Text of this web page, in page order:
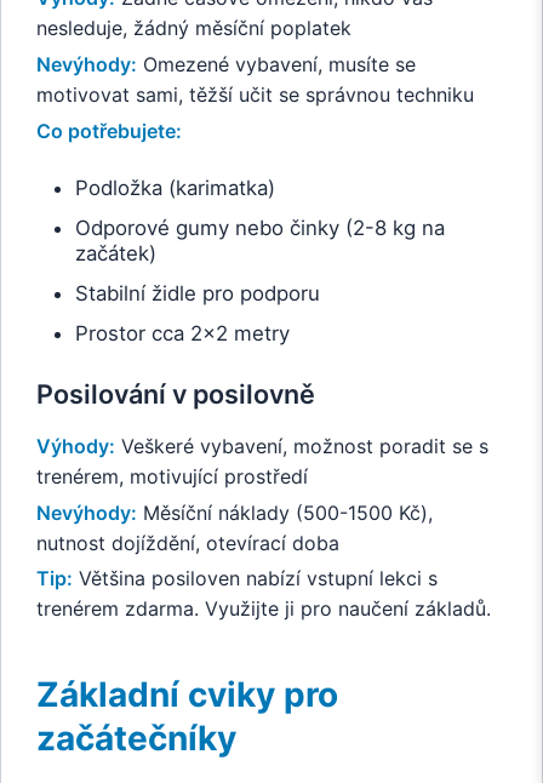
nesleduje, žádný měsíční poplatek
Nevýhody: Omezené vybavení, musíte se
motivovat sami, těžší učit se správnou techniku
Co potřebujete:
Podložka (karimatka)
Odporové gumy nebo činky (2-8 kg na
začátek)
Stabilní židle pro podporu
Prostor cca 2x2 metry
Posilování v posilovně
Výhody: Veškeré vybavení, možnost poradit se s
trenérem, motivující prostředí
Nevýhody: Měsíční náklady (500-1500 Kč),
nutnost dojíždění, otevírací doba
Tip: Většina posiloven nabízí vstupní lekci s
trenérem zdarma. Využijte ji pro naučení základů.
Základní cviky pro
začátečníky